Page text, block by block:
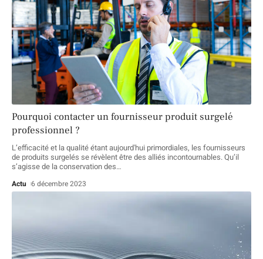
Pourquoi contacter un fournisseur produit surgelé
professionnel ?
L’efficacité et la qualité étant aujourd'hui primordiales, les fournisseurs
de produits surgelés se révèlent être des alliés incontournables. Qu’il
s’agisse de la conservation des…
Actu 6 décembre 2023